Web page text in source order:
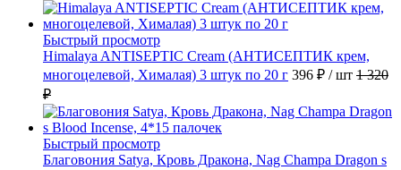
Быстрый просмотр
Himalaya ANTISEPTIC Cream (АНТИСЕПТИК крем,
многоцелевой, Хималая) 3 штук по 20 г 396 ₽ / шт 1 320
₽
Быстрый просмотр
Благовония Satya, Кровь Дракона, Nag Champa Dragon s